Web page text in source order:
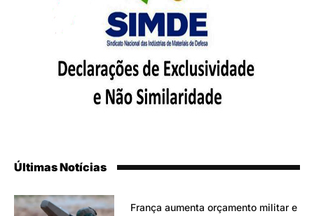
Últimas Notícias
França aumenta orçamento militar e